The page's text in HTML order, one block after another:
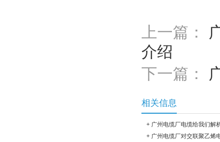
上一篇：
介绍
下一篇：
相关信息
+ 广州电缆厂电缆给我们解
+ 广州电缆厂对交联聚乙烯